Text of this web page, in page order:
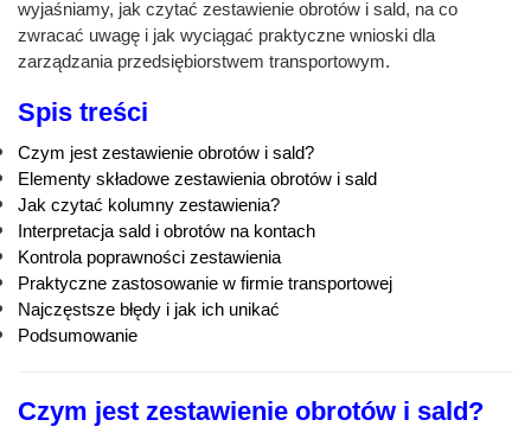
wyjaśniamy, jak czytać zestawienie obrotów i sald, na co
zwracać uwagę i jak wyciągać praktyczne wnioski dla
zarządzania przedsiębiorstwem transportowym.
Spis treści
Czym jest zestawienie obrotów i sald?
Elementy składowe zestawienia obrotów i sald
Jak czytać kolumny zestawienia?
Interpretacja sald i obrotów na kontach
Kontrola poprawności zestawienia
Praktyczne zastosowanie w firmie transportowej
Najczęstsze błędy i jak ich unikać
Podsumowanie
Czym jest zestawienie obrotów i sald?